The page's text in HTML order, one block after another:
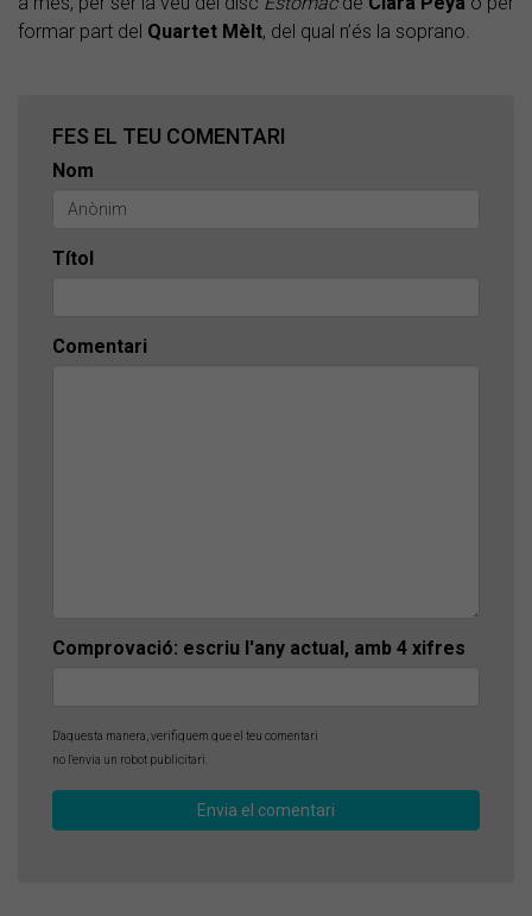
formar part del Quartet Mèlt, del qual n’és la soprano.
FES EL TEU COMENTARI
Nom
Títol
Comentari
Comprovació: escriu l'any actual, amb 4 xifres
D'aquesta manera, verifiquem que el teu comentari
no l'envia un robot publicitari.